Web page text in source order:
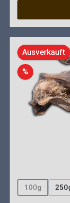
Ausverkauft
% Rabatt
100g
(Diese